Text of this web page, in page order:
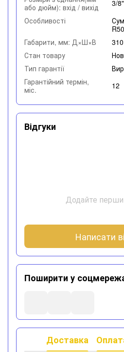
або дюйм): вхід / вихід
3/
Особливості
Габарити, мм: Д×Ш×В
Стан товару
Тип гарантії
Гарантійний термін,
міс.
12
Відгуки
Додайте
Написати
Поширити у
Доставка